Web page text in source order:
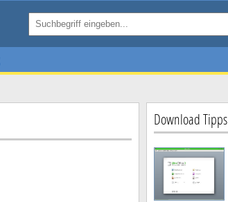
Download Tipps